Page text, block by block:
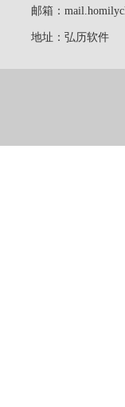
邮箱：
地址：弘历软件